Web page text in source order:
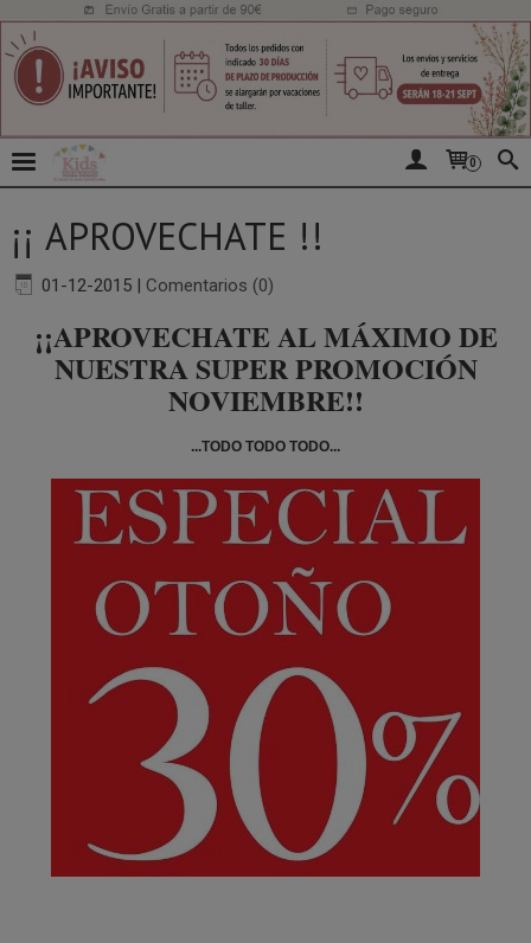
0
¡¡ APROVECHATE !!
01-12-2015 | Comentarios (0)
¡¡APROVECHATE AL MÁXIMO DE
NUESTRA SUPER PROMOCIÓN
NOVIEMBRE!!
...TODO TODO TODO...